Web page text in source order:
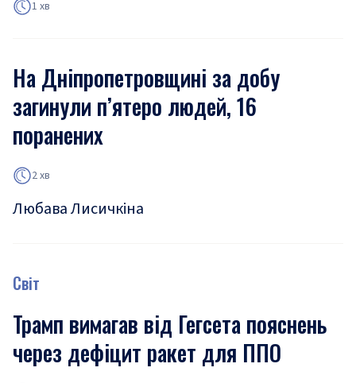
1 хв
На Дніпропетровщині за добу
загинули п’ятеро людей, 16
поранених
2 хв
Любава Лисичкіна
Світ
Трамп вимагав від Гегсета пояснень
через дефіцит ракет для ППО